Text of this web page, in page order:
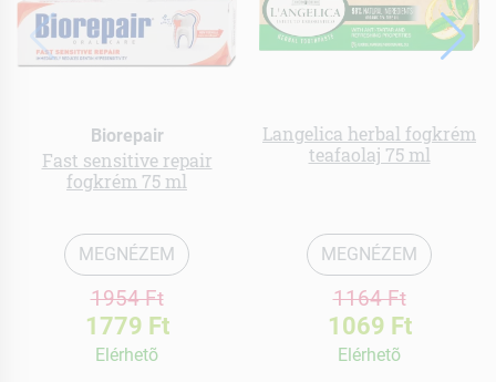
Biorepair
Fast sensitive repair
fogkrém 75 ml
MEGNÉZEM
1954 Ft
1779 Ft
Elérhetõ
Langelica herbal fogkrém
teafaolaj 75 ml
MEGNÉZEM
1164 Ft
1069 Ft
Elérhetõ